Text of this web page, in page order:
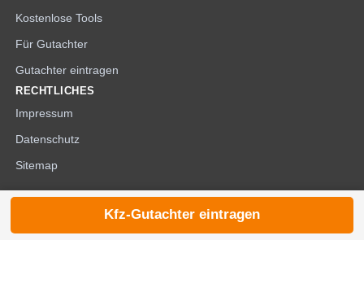
Kostenlose Tools
Für Gutachter
Gutachter eintragen
RECHTLICHES
Impressum
Datenschutz
Sitemap
© 2026 die-kfzgutachter.de
Kfz-Gutachter eintragen